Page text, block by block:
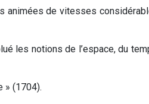
animées de vitesses
les notions de l’espace, du
» (1704).